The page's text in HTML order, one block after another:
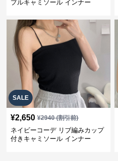
プルキャミソール インナー
SALE
¥2,650 ¥2940(割引前)
ネイビーコーデ リブ編みカップ
付きキャミソール インナー